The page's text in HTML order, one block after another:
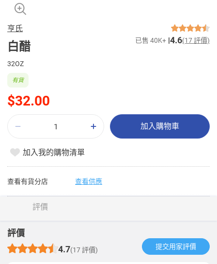
亨氏
白醋 已售 40K+ 4.6(17 評價)
32OZ
$32.00
有貨
加入購物車
加入我的購物清單
查看有貨分店 查看供應
評價
評價
4.7(17 評價) 提交用家評價​